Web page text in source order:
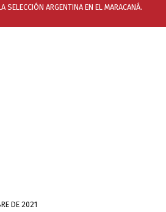
SELECCIÓN ARGENTINA EN EL MARACANÁ.
DE 2021